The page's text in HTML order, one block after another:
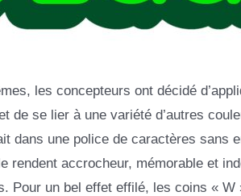
les concepteurs ont décidé
de se lier à une variété d’autres
dans une police de caractères sans
rendent accrocheur, mémorable et
Pour un bel effet effilé, les coins «